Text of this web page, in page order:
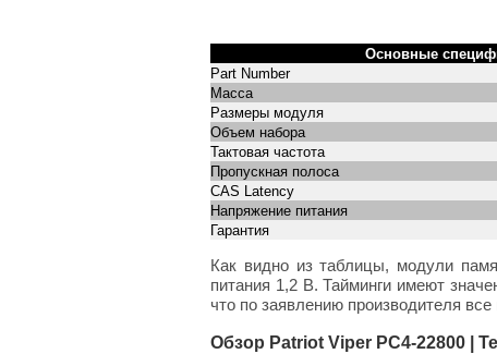
Основные
Part Number
Масса
Размеры модуля
Объем набора
Тактовая частота
Пропускная полоса
CAS Latency
Напряжение питания
Гарантия
Как видно из таблицы, модули
питания 1,2 В. Тайминги имеют
что по заявлению производителя
Обзор Patriot Viper PC4-22800 |